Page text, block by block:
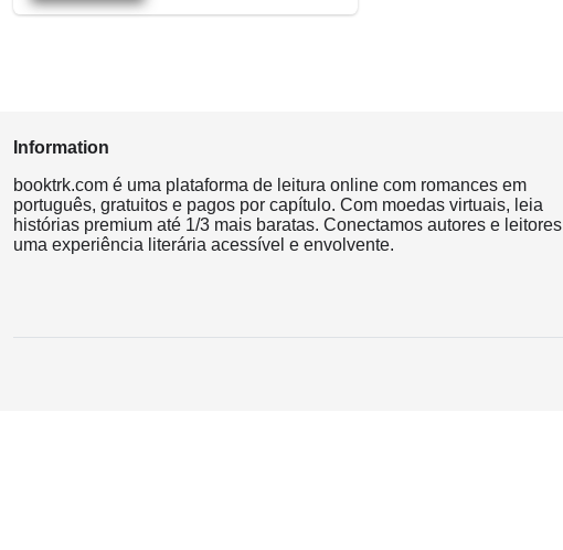
Information
booktrk.com é uma plataforma de leitura online com romances em
português, gratuitos e pagos por capítulo. Com moedas virtuais, leia
histórias premium até 1/3 mais baratas. Conectamos autores e
uma experiência literária acessível e envolvente.